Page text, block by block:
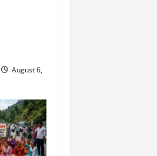
August 6,